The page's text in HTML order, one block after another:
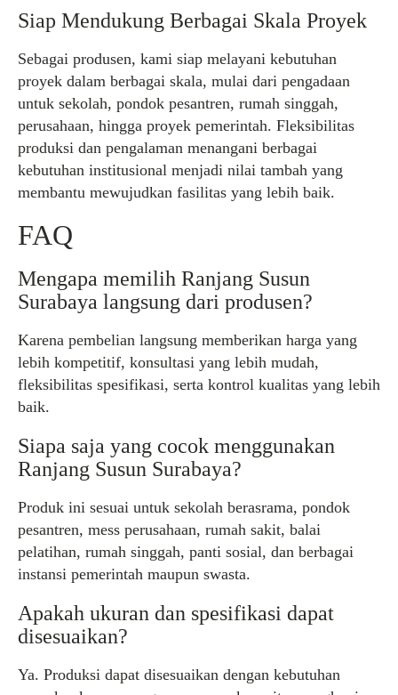
Siap Mendukung Berbagai Skala Proyek
Sebagai produsen, kami siap melayani kebutuhan
proyek dalam berbagai skala, mulai dari pengadaan
untuk sekolah, pondok pesantren, rumah singgah,
perusahaan, hingga proyek pemerintah. Fleksibilitas
produksi dan pengalaman menangani berbagai
kebutuhan institusional menjadi nilai tambah yang
membantu mewujudkan fasilitas yang lebih baik.
FAQ
Mengapa memilih Ranjang Susun
Surabaya langsung dari produsen?
Karena pembelian langsung memberikan harga yang
lebih kompetitif, konsultasi yang lebih mudah,
fleksibilitas spesifikasi, serta kontrol kualitas yang lebih
baik.
Siapa saja yang cocok menggunakan
Ranjang Susun Surabaya?
Produk ini sesuai untuk sekolah berasrama, pondok
pesantren, mess perusahaan, rumah sakit, balai
pelatihan, rumah singgah, panti sosial, dan berbagai
instansi pemerintah maupun swasta.
Apakah ukuran dan spesifikasi dapat
disesuaikan?
Ya. Produksi dapat disesuaikan dengan kebutuhan